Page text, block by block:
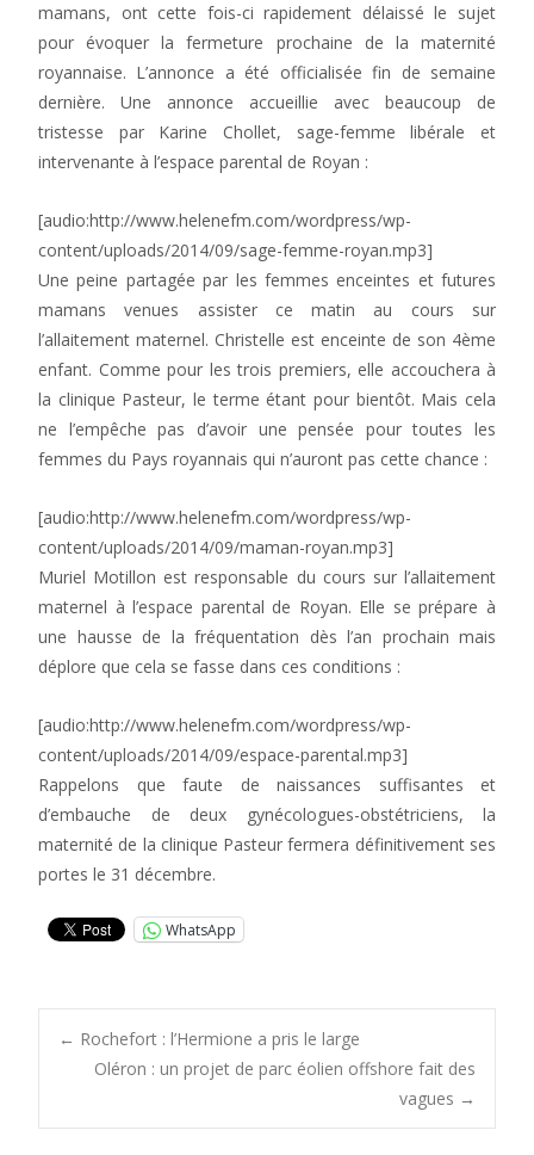
mamans, ont cette fois-ci rapidement délaissé le sujet
pour évoquer la fermeture prochaine de la maternité
royannaise. L’annonce a été officialisée fin de semaine
dernière. Une annonce accueillie avec beaucoup de
tristesse par Karine Chollet, sage-femme libérale et
intervenante à l’espace parental de Royan :
[audio:http://www.helenefm.com/wordpress/wp-
content/uploads/2014/09/sage-femme-royan.mp3]
Une peine partagée par les femmes enceintes et futures
mamans venues assister ce matin au cours sur
l’allaitement maternel. Christelle est enceinte de son 4ème
enfant. Comme pour les trois premiers, elle accouchera à
la clinique Pasteur, le terme étant pour bientôt. Mais cela
ne l’empêche pas d’avoir une pensée pour toutes les
femmes du Pays royannais qui n’auront pas cette chance :
[audio:http://www.helenefm.com/wordpress/wp-
content/uploads/2014/09/maman-royan.mp3]
Muriel Motillon est responsable du cours sur l’allaitement
maternel à l’espace parental de Royan. Elle se prépare à
une hausse de la fréquentation dès l’an prochain mais
déplore que cela se fasse dans ces conditions :
[audio:http://www.helenefm.com/wordpress/wp-
content/uploads/2014/09/espace-parental.mp3]
Rappelons que faute de naissances suffisantes et
d’embauche de deux gynécologues-obstétriciens, la
maternité de la clinique Pasteur fermera définitivement ses
portes le 31 décembre.
WhatsApp
Post
navigation
← Rochefort : l’Hermione a pris le large
Oléron : un projet de parc éolien offshore fait des
vagues →